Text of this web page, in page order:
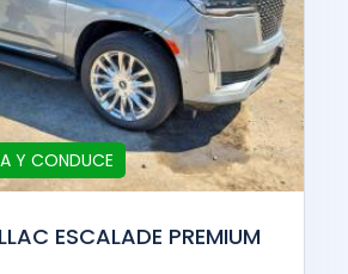
Y CONDUCE
ESCALADE PREMIUM